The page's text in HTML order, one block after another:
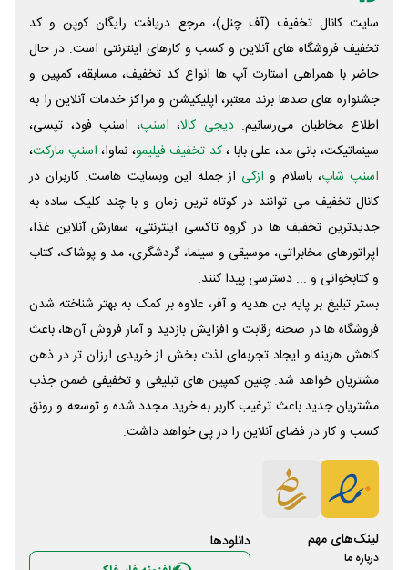
سایت کانال تخفیف (آف چنل)، مرجع دریافت رایگان کوپن و کد
تخفیف فروشگاه های آنلاین و کسب و‌ کارهای اینترنتی است. در حال
حاضر با همراهی استارت آپ ها انواع کد تخفیف، مسابقه، کمپین و
جشنواره های صدها برند معتبر، اپلیکیشن و مراکز خدمات آنلاین را به
اطلاع مخاطبان می‌رسانیم. دیجی کالا، اسنپ، اسنپ فود، تپسی،
سینماتیکت، بانی مد، علی‌ بابا ،کد تخفیف فیلیمو، نماوا، اسنپ مارکت،
اسنپ شاپ، باسلام و ازکی از جمله این وبسایت ‌هاست. کاربران در
کانال تخفیف می توانند در کوتاه ترین زمان و با چند کلیک ساده به
جدیدترین تخفیف ها در گروه تاکسی اینترنتی، سفارش آنلاین غذا،
اپراتورهای مخابراتی، موسیقی و سینما، گردشگری، مد و پوشاک، کتاب
و کتابخوانی و ... دسترسی پیدا کنند.
بستر تبلیغ بر پایه بن هدیه و آفر، علاوه بر کمک به بهتر شناخته شدن
فروشگاه ها در صحنه رقابت و افزایش بازدید و آمار فروش آن‌ها، باعث
کاهش هزینه و ایجاد تجربه‌ای لذت بخش از خریدی ارزان تر در ذهن
مشتریان خواهد شد. چنین کمپین های تبلیغی و تخفیفی ضمن جذب
مشتریان جدید باعث ترغیب کاربر به خرید مجدد شده و توسعه و رونق
کسب و کار در فضای آنلاین را در پی خواهد داشت.
لینک‌های مهم
درباره ما
دانلود‌ها